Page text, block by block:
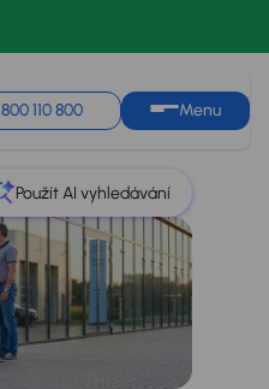
800 110 800 Menu
Použít AI vyhledávání